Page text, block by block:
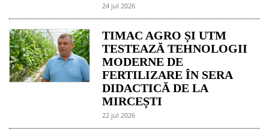
24 jul 2026
TIMAC AGRO ȘI UTM
TESTEAZĂ TEHNOLOGII
MODERNE DE
FERTILIZARE ÎN SERA
DIDACTICĂ DE LA
MIRCEȘTI
22 jul 2026